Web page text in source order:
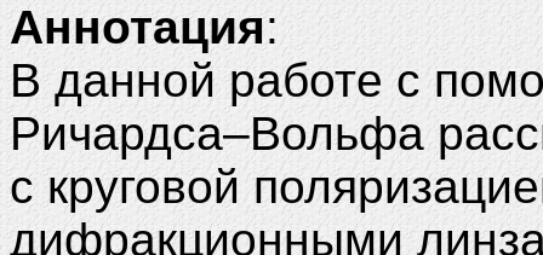
Аннотация:
В данной работе с
Ричардса–Вольфа
с круговой
дифракционными